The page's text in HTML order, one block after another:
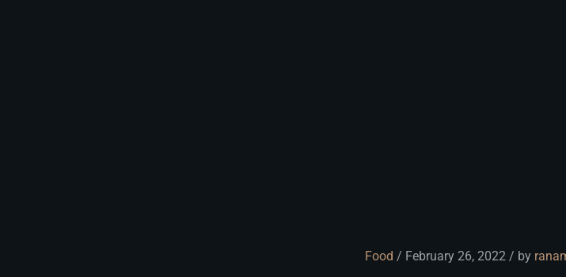
Food / February 26, 2022 / by